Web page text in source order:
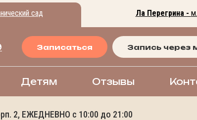
Ла Перегрина -
сад
Записаться Запись через
Детям Отзывы
2, ЕЖЕДНЕВНО с 10:00 до 21:00